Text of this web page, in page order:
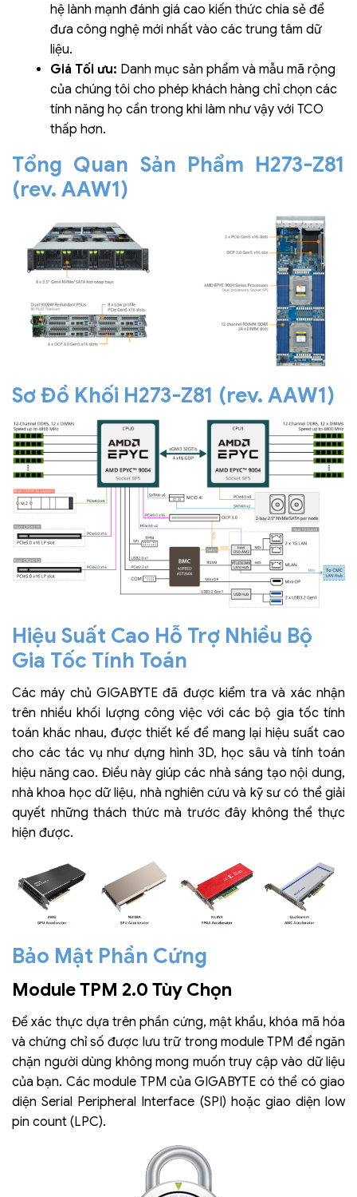
hệ lành mạnh đánh giá cao kiến thức chia sẻ để
đưa công nghệ mới nhất vào các trung tâm dữ
liệu.
Giá Tối ưu: Danh mục sản phẩm và mẫu mã rộng
của chúng tôi cho phép khách hàng chỉ chọn các
tính năng họ cần trong khi làm như vậy với TCO
thấp hơn.
Tổng Quan Sản Phẩm H273-Z81
(rev. AAW1)
Sơ Đồ Khối H273-Z81 (rev. AAW1)
Hiệu Suất Cao Hỗ Trợ Nhiều Bộ
Gia Tốc Tính Toán
Các máy chủ GIGABYTE đã được kiểm tra và xác nhận
trên nhiều khối lượng công việc với các bộ gia tốc tính
toán khác nhau, được thiết kế để mang lại hiệu suất cao
cho các tác vụ như dựng hình 3D, học sâu và tính toán
hiệu năng cao. Điều này giúp các nhà sáng tạo nội dung,
nhà khoa học dữ liệu, nhà nghiên cứu và kỹ sư có thể giải
quyết những thách thức mà trước đây không thể thực
hiện được.
Bảo Mật Phần Cứng
Module TPM 2.0 Tùy Chọn
Để xác thực dựa trên phần cứng, mật khẩu, khóa mã hóa
và chứng chỉ số được lưu trữ trong module TPM để ngăn
chặn người dùng không mong muốn truy cập vào dữ liệu
của bạn. Các module TPM của GIGABYTE có thể có giao
diện Serial Peripheral Interface (SPI) hoặc giao diện low
pin count (LPC).